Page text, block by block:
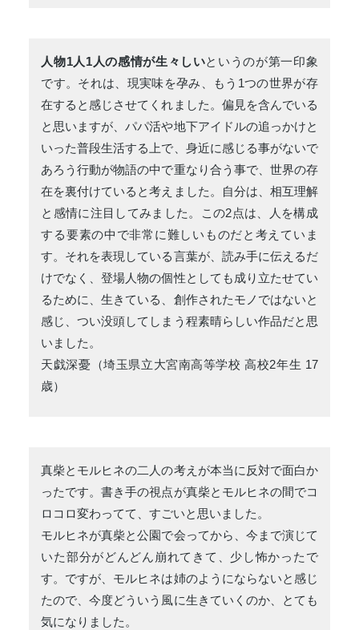
人物1人1人の感情が生々しいというのが第一印象
です。それは、現実味を孕み、もう1つの世界が存
在すると感じさせてくれました。偏見を含んでいる
と思いますが、パパ活や地下アイドルの追っかけと
いった普段生活する上で、身近に感じる事がないで
あろう行動が物語の中で重なり合う事で、世界の存
在を裏付けていると考えました。自分は、相互理解
と感情に注目してみました。この2点は、人を構成
する要素の中で非常に難しいものだと考えていま
す。それを表現している言葉が、読み手に伝えるだ
けでなく、登場人物の個性としても成り立たせてい
るために、生きている、創作されたモノではないと
感じ、つい没頭してしまう程素晴らしい作品だと思
いました。
天戯深憂（埼玉県立大宮南高等学校 高校2年生 17
歳）
真柴とモルヒネの二人の考えが本当に反対で面白か
ったです。書き手の視点が真柴とモルヒネの間でコ
ロコロ変わってて、すごいと思いました。
モルヒネが真柴と公園で会ってから、今まで演じて
いた部分がどんどん崩れてきて、少し怖かったで
す。ですが、モルヒネは姉のようにならないと感じ
たので、今度どういう風に生きていくのか、とても
気になりました。